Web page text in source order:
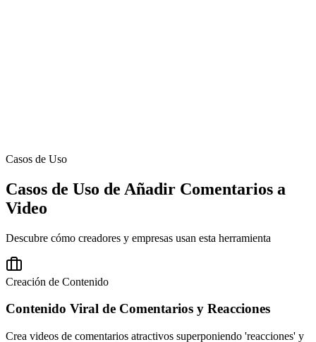
Casos de Uso
Casos de Uso de Añadir Comentarios a
Video
Descubre cómo creadores y empresas usan esta herramienta
Creación de Contenido
Contenido Viral de Comentarios y Reacciones
Crea videos de comentarios atractivos superponiendo 'reacciones' y